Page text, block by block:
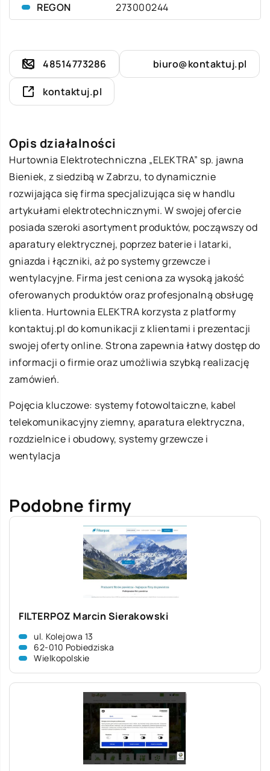
REGON
273000244
48514773286 biuro@kontaktuj.pl
kontaktuj.pl
Opis działalności
Hurtownia Elektrotechniczna „ELEKTRA” sp. jawna
Bieniek, z siedzibą w Zabrzu, to dynamicznie
rozwijająca się firma specjalizująca się w handlu
artykułami elektrotechnicznymi. W swojej ofercie
posiada szeroki asortyment produktów, począwszy od
aparatury elektrycznej, poprzez baterie i latarki,
gniazda i łączniki, aż po systemy grzewcze i
wentylacyjne. Firma jest ceniona za wysoką jakość
oferowanych produktów oraz profesjonalną obsługę
klienta. Hurtownia ELEKTRA korzysta z platformy
kontaktuj.pl do komunikacji z klientami i prezentacji
swojej oferty online. Strona zapewnia łatwy dostęp do
informacji o firmie oraz umożliwia szybką realizację
zamówień.
Pojęcia kluczowe: systemy fotowoltaiczne, kabel
telekomunikacyjny ziemny, aparatura elektryczna,
rozdzielnice i obudowy, systemy grzewcze i
wentylacja
Podobne firmy
FILTERPOZ Marcin Sierakowski
ul. Kolejowa 13
62-010 Pobiedziska
Wielkopolskie